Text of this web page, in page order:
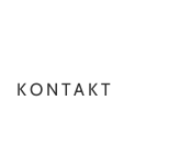
KONTAKT